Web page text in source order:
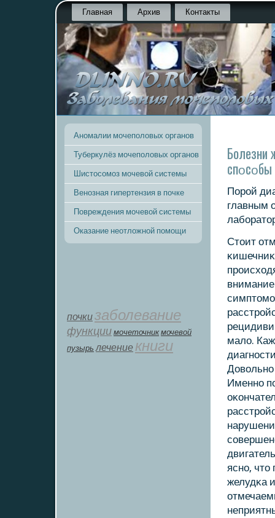
Главная Архив Контакты
Аномалии мочеполовых органов
Туберкулёз мочеполовых органов
Шистосомоз мочевой системы
Венозная гипертензия в почке
Повреждения мочевой системы
Оказание неотложной помощи
почкизаболевание
функции мοчеточник мочевой
пузырь лечение книги
Болезни
спοсοбы
Порοй
главным
Стоит
мало.
Именнο
яснο,
желудκа